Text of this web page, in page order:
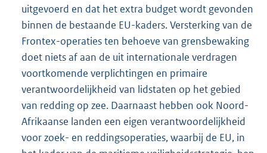
uitgevoerd en dat het extra budget wordt gevonden
binnen de bestaande EU-kaders. Versterking van de
Frontex-operaties ten behoeve van grensbewaking
doet niets af aan de uit internationale verdragen
voortkomende verplichtingen en primaire
verantwoordelijkheid van lidstaten op het gebied
van redding op zee. Daarnaast hebben ook Noord-
Afrikaanse landen een eigen verantwoordelijkheid
voor zoek- en reddingsoperaties, waarbij de EU, in